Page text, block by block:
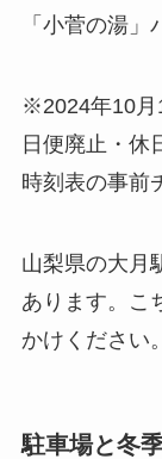
「小菅の湯」
※2024年10月
日便廃止・休
時刻表の事前
山梨県の大月
あります。こ
かけください。
駐車場と冬